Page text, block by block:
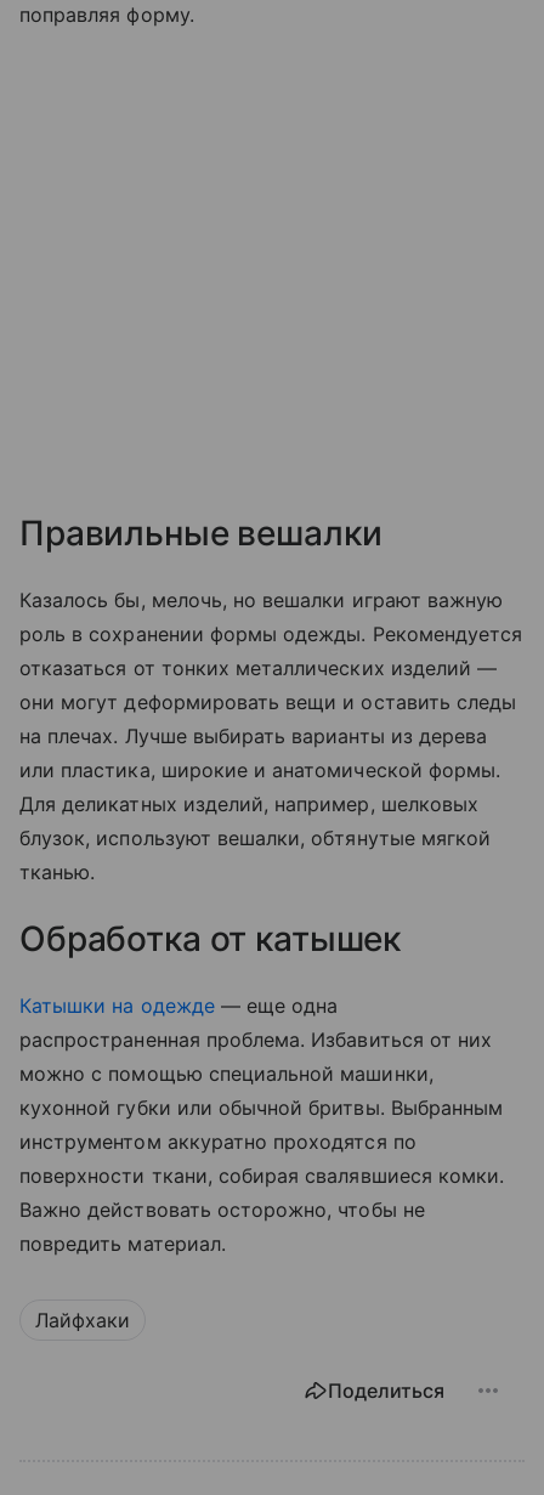
поправляя форму.
Правильные вешалки
Казалось бы, мелочь, но вешалки играют важную
роль в сохранении формы одежды. Рекомендуется
отказаться от тонких металлических изделий —
они могут деформировать вещи и оставить следы
на плечах. Лучше выбирать варианты из дерева
или пластика, широкие и анатомической формы.
Для деликатных изделий, например, шелковых
блузок, используют вешалки, обтянутые мягкой
тканью.
Обработка от катышек
Катышки на одежде— еще одна
распространенная проблема. Избавиться от них
можно с помощью специальной машинки,
кухонной губки или обычной бритвы. Выбранным
инструментом аккуратно проходятся по
поверхности ткани, собирая свалявшиеся комки.
Важно действовать осторожно, чтобы не
повредить материал.
Лайфхаки
Поделиться